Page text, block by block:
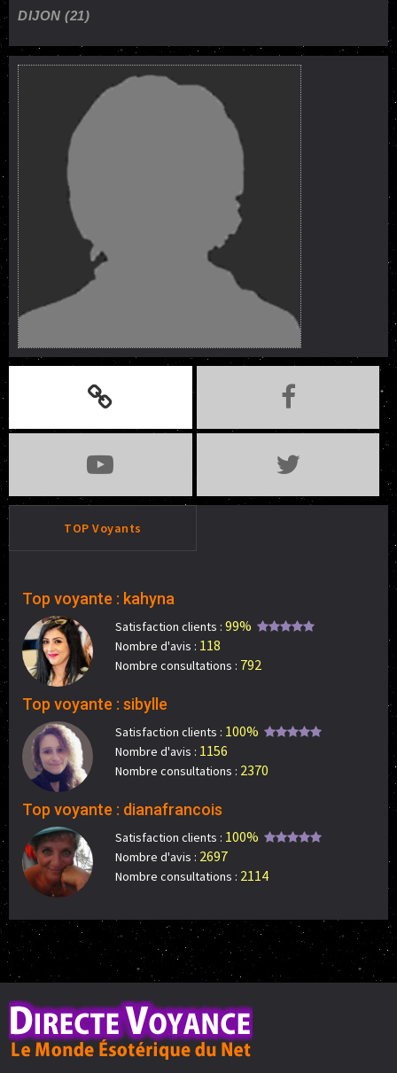
DIJON (21)
TOP Voyants
Top voyante : kahyna
Satisfaction clients : 99%
Nombre d'avis : 118
Nombre consultations : 792
Top voyante : sibylle
Satisfaction clients : 100%
Nombre d'avis : 1156
Nombre consultations : 2370
Top voyante : dianafrancois
Satisfaction clients : 100%
Nombre d'avis : 2697
Nombre consultations : 2114